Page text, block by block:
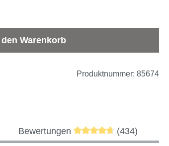
Wert ein oder
den Warenkorb
Produktnummer: 85674
Bewertungen Durchschnittliche
(434)